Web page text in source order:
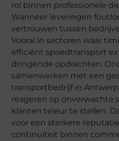
rol binnen professionele
Wanneer leveringen
vertrouwen tussen
Vooral in sectoren waar
efficiënt spoedtransport
dringende opdrachten.
samenwerken met een
transportbedrijf in
reageren op onverwachte
klanten teleur te stellen.
voor een sterkere
continuïteit binnen